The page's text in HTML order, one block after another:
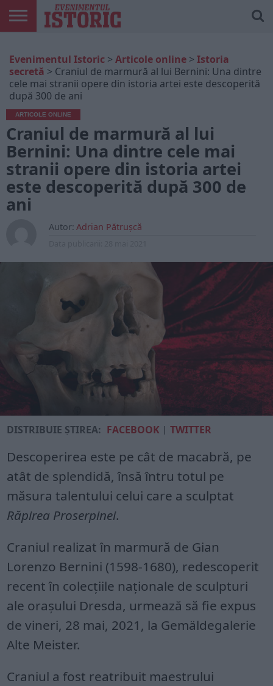
ONLINE
EDIȚII
TIPĂRITE
ISTORIC
PLAY
CONTUL
MEU
Evenimentul Istoric > Articole online > Istoria
secretă > Craniul de marmură al lui Bernini: Una dintre
cele mai stranii opere din istoria artei este descoperită
după 300 de ani
ARTICOLE ONLINE
Craniul de marmură al lui
Bernini: Una dintre cele mai
stranii opere din istoria artei
este descoperită după 300 de
ani
Autor: Adrian Pătrușcă
DISTRIBUIE ȘTIREA: FACEBOOK |TWITTER
Descoperirea este pe cât de macabră, pe
atât de splendidă, însă întru totul pe
măsura talentului celui care a sculptat
Răpirea Proserpinei.
Craniul realizat în marmură de Gian
Lorenzo Bernini (1598-1680), redescoperit
recent în colecțiile naționale de sculpturi
ale orașului Dresda, urmează să fie expus
de vineri, 28 mai, 2021, la Gemäldegalerie
Alte Meister.
Craniul a fost reatribuit maestrului